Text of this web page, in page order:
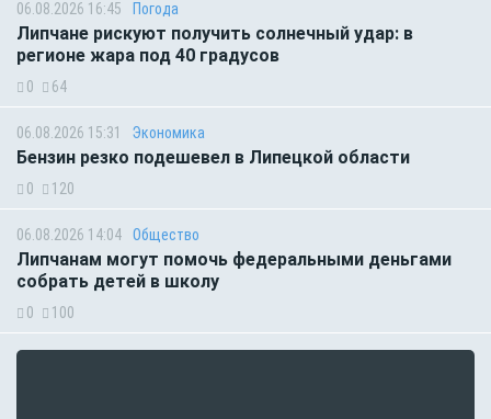
06.08.2026 16:45 Погода
Липчане рискуют получить солнечный удар: в
регионе жара под 40 градусов
0 64
06.08.2026 15:31 Экономика
Бензин резко подешевел в Липецкой области
0 120
06.08.2026 14:04 Общество
Липчанам могут помочь федеральными деньгами
собрать детей в школу
0 100